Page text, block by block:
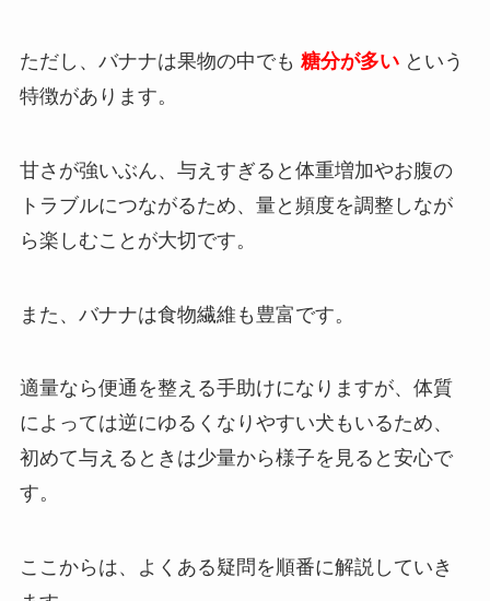
ただし、バナナは果物の中でも 糖分が多いという
特徴があります。
甘さが強いぶん、与えすぎると体重増加やお腹の
トラブルにつながるため、量と頻度を調整しなが
ら楽しむことが大切です。
また、バナナは食物繊維も豊富です。
適量なら便通を整える手助けになりますが、体質
によっては逆にゆるくなりやすい犬もいるため、
初めて与えるときは少量から様子を見ると安心で
す。
ここからは、よくある疑問を順番に解説していき